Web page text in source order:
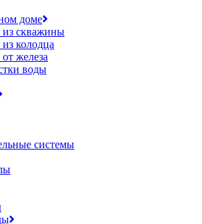
доме
из скважины
колодца
железа
воды
системы